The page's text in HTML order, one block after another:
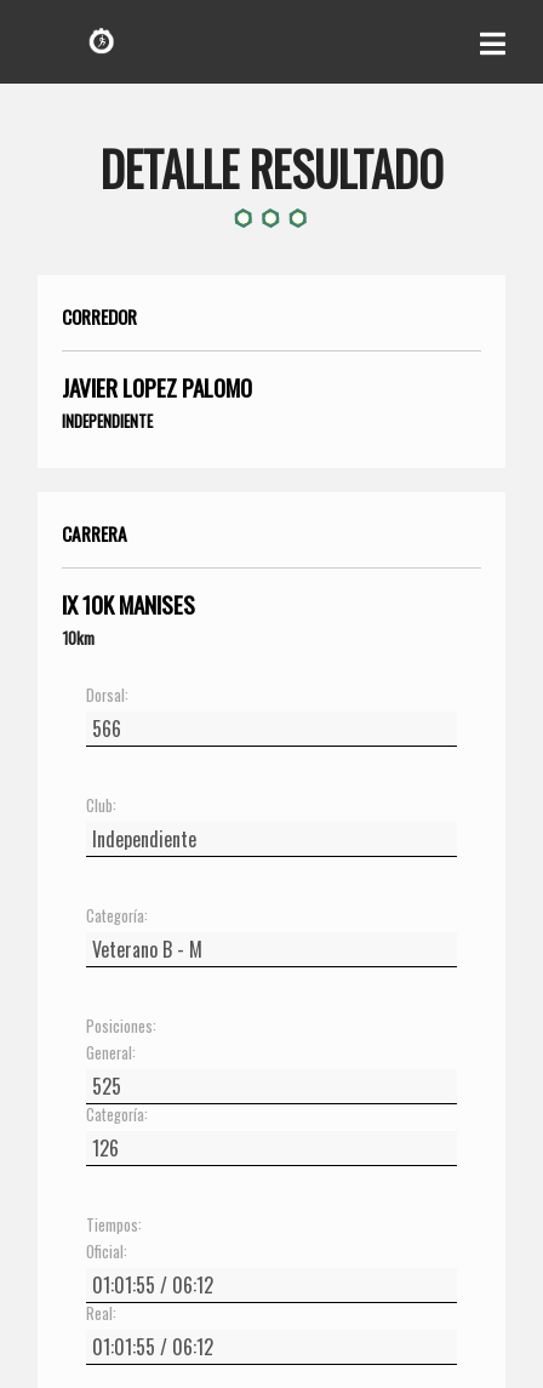
DETALLE RESULTADO
CORREDOR
JAVIER LOPEZ PALOMO
INDEPENDIENTE
CARRERA
IX 10K MANISES
10km
Dorsal:
Club:
Categoría:
Posiciones:
General:
Categoría:
Tiempos:
Oficial:
Real: